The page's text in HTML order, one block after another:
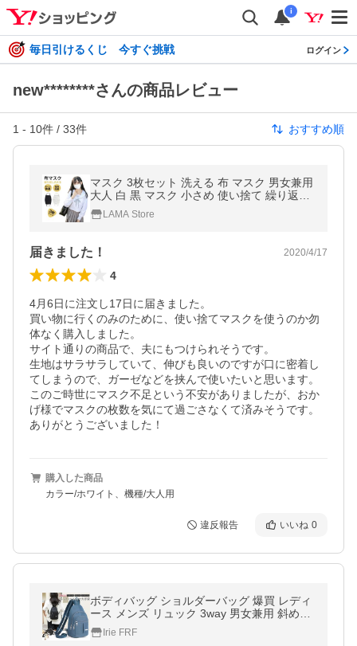
i
毎日引けるくじ 今すぐ挑戦 ログイン
new********さんの商品レビュー
1 - 10件 / 33件 おすすめ順
マスク 3枚セット 洗える 布 マスク 男女兼用
大人 白 黒 マスク 小さめ 使い捨て 繰り返し
ウィルス飛沫 花粉 防寒 PM2.5対策 モダール
綿 LAMA Store
届きました！ 2020/4/17
4
4月6日に注文し17日に届きました。
買い物に行くのみのために、使い捨てマスクを使うのか勿
体なく購入しました。
サイト通りの商品で、夫にもつけられそうです。
生地はサラサラしていて、伸びも良いのですが口に密着し
てしまうので、ガーゼなどを挟んで使いたいと思います。
このご時世にマスク不足という不安がありましたが、おか
げ様でマスクの枚数を気にて過ごさなくて済みそうです。
ありがとうございました！
購入した商品
カラー/ホワイト、機種/大人用
違反報告 いいね 0
ボディバッグ ショルダーバッグ 爆買 レディ
ース メンズ リュック 3way 男女兼用 斜め掛
け 肩掛け ウエストバッグ ワンショルダー マ
マバッグ 軽量
Irie FRF